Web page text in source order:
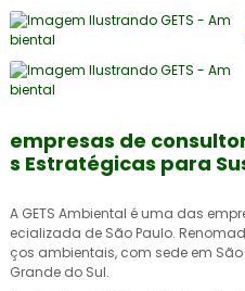
empresas de
s Estratégicas para
A GETS Ambiental é uma das
ecializada de São Paulo.
ços ambientais, com sede em
Grande do Sul.